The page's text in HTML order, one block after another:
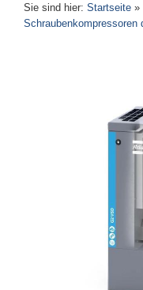
Sie sind hier: Startseite »
Schraubenkompressoren